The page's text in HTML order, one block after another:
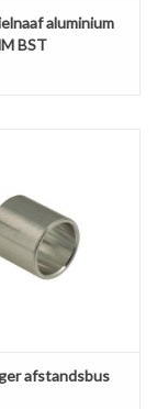
aluminium
BST
afstandsbus